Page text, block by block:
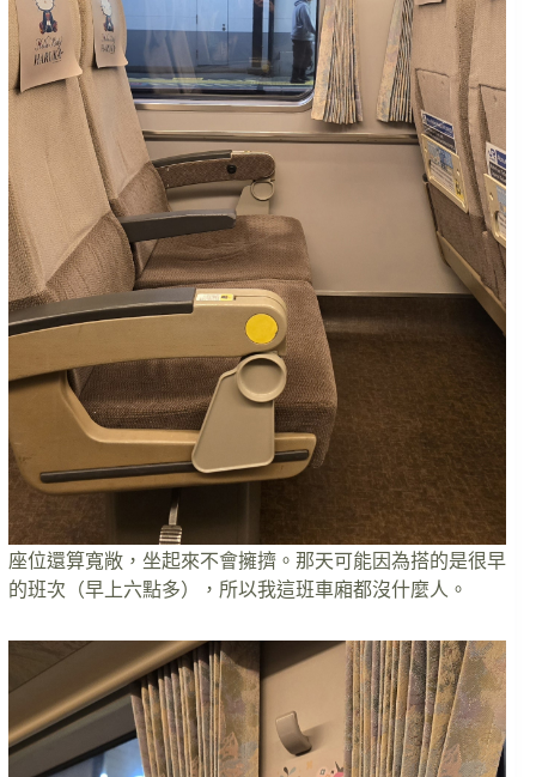
座位還算寬敞，坐起來不會擁擠。那天可能因為搭的是很早
的班次（早上六點多），所以我這班車廂都沒什麼人。